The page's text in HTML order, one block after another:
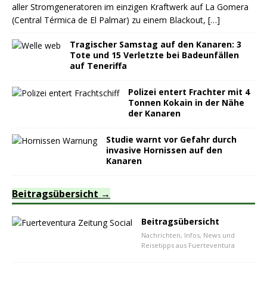
aller Stromgeneratoren im einzigen Kraftwerk auf La Gomera
(Central Térmica de El Palmar) zu einem Blackout, […]
Tragischer Samstag auf den Kanaren: 3
Tote und 15 Verletzte bei Badeunfällen
auf Teneriffa
Polizei entert Frachter mit 4
Tonnen Kokain in der Nähe
der Kanaren
Studie warnt vor Gefahr durch
invasive Hornissen auf den
Kanaren
Beitragsübersicht
Beitragsübersicht
Nachrichten, Infos, News und
Reisetipps aus Fuerteventura